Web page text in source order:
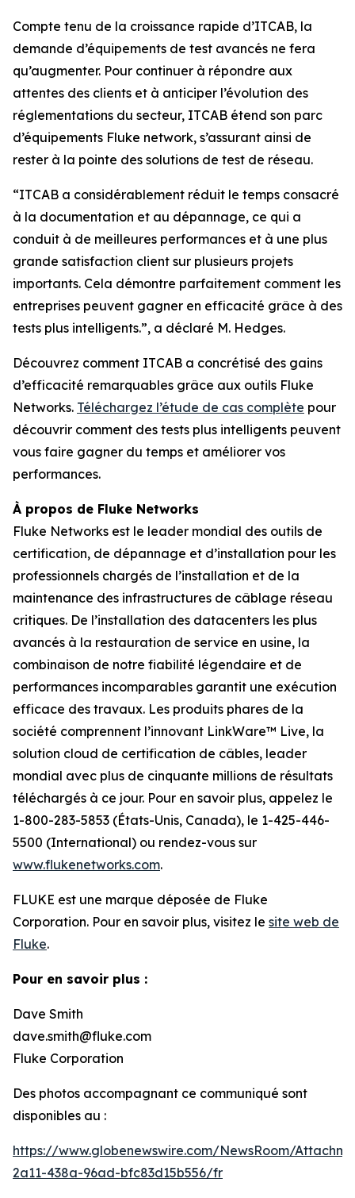
Compte tenu de la croissance rapide d’ITCAB, la
demande d’équipements de test avancés ne fera
qu’augmenter. Pour continuer à répondre aux
attentes des clients et à anticiper l’évolution des
réglementations du secteur, ITCAB étend son parc
d’équipements Fluke network, s’assurant ainsi de
rester à la pointe des solutions de test de réseau.
“ITCAB a considérablement réduit le temps consacré
à la documentation et au dépannage, ce qui a
conduit à de meilleures performances et à une plus
grande satisfaction client sur plusieurs projets
importants. Cela démontre parfaitement comment les
entreprises peuvent gagner en efficacité grâce à des
tests plus intelligents.”, a déclaré M. Hedges.
Découvrez comment ITCAB a concrétisé des gains
d’efficacité remarquables grâce aux outils Fluke
Networks. Téléchargez l’étude de cas complète pour
découvrir comment des tests plus intelligents peuvent
vous faire gagner du temps et améliorer vos
performances.
À propos de Fluke Networks
Fluke Networks est le leader mondial des outils de
certification, de dépannage et d’installation pour les
professionnels chargés de l’installation et de la
maintenance des infrastructures de câblage réseau
critiques. De l’installation des datacenters les plus
avancés à la restauration de service en usine, la
combinaison de notre fiabilité légendaire et de
performances incomparables garantit une exécution
efficace des travaux. Les produits phares de la
société comprennent l’innovant LinkWare™ Live, la
solution cloud de certification de câbles, leader
mondial avec plus de cinquante millions de résultats
téléchargés à ce jour. Pour en savoir plus, appelez le
1-800-283-5853 (États-Unis, Canada), le 1-425-446-
5500 (International) ou rendez-vous sur
www.flukenetworks.com.
FLUKE est une marque déposée de Fluke
Corporation. Pour en savoir plus, visitez le site web de
Fluke.
Pour en savoir plus :
Dave Smith
dave.smith@fluke.com
Fluke Corporation
Des photos accompagnant ce communiqué sont
disponibles au :
https://www.globenewswire.com/NewsRoom/
2a11-438a-96ad-bfc83d15b556/fr